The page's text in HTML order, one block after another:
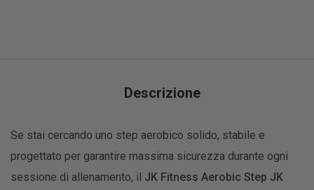
Descrizione
Se stai cercando uno step aerobico solido, stabile e
progettato per garantire massima sicurezza durante ogni
sessione di allenamento, il JK Fitness Aerobic Step JK